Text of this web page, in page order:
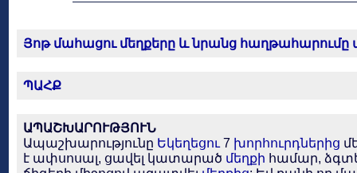
Յոթ մահացու մեղքերը և նրանց հաղթահարումը
ՊԱՀՔ
ԱՊԱՇԽԱՐՈՒԹՅՈՒՆ
Ապաշխարությունը Եկեղեցու 7 խորհուրդներից
է ափսոսալ, ցավել կատարած մեղքի համար,